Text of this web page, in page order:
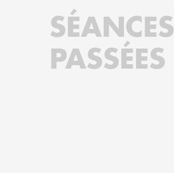
SÉANCES
PASSÉES